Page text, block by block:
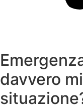
davvero